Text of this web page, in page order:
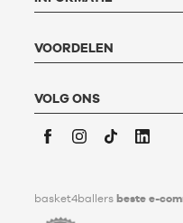
rue de Hochfelden, 67200
Voor meer informatie,
gebruiker dat hij tijdens
communiceren van zijn
overlijden. Voor meer
VOORDELEN
VOLG ONS
basket4ballers beste e-